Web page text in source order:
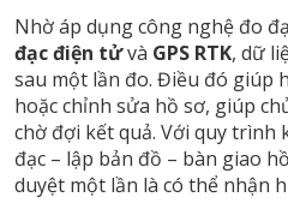
Nhờ áp dụng công nghệ đo
đạc điện tửvà GPS RTK, dữ
sau một lần đo. Điều đó giúp
hoặc chỉnh sửa hồ sơ, giúp
chờ đợi kết quả. Với quy trình
đạc – lập bản đồ – bàn giao
duyệt một lần là có thể nhận